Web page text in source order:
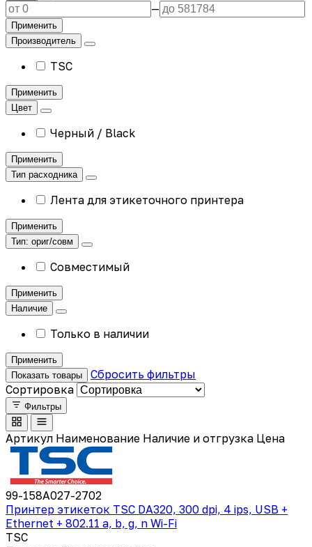
—
Применить
Производитель
TSC
Применить
Цвет
Черный / Black
Применить
Тип расходника
Лента для этикеточного принтера
Применить
Тип: ориг/совм
Совместимый
Применить
Наличие
Только в наличии
Применить
Показать товары
Сбросить фильтры
Сортировка
Фильтры
Артикул Наименование Наличие и отгрузка Цена
99-158A027-2702
Принтер этикеток TSC DA320, 300 dpi, 4 ips, USB +
Ethernet + 802.11 a, b, g, n Wi-Fi
TSC